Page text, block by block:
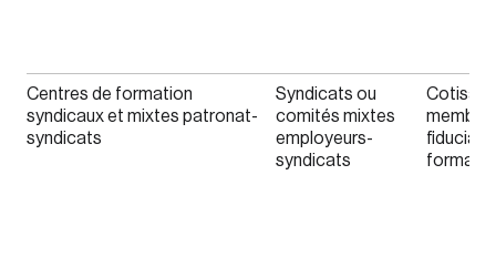
Centres de formation
syndicaux et mixtes patronat-
syndicats
Syndicats ou
comités mixtes
employeurs-
syndicats